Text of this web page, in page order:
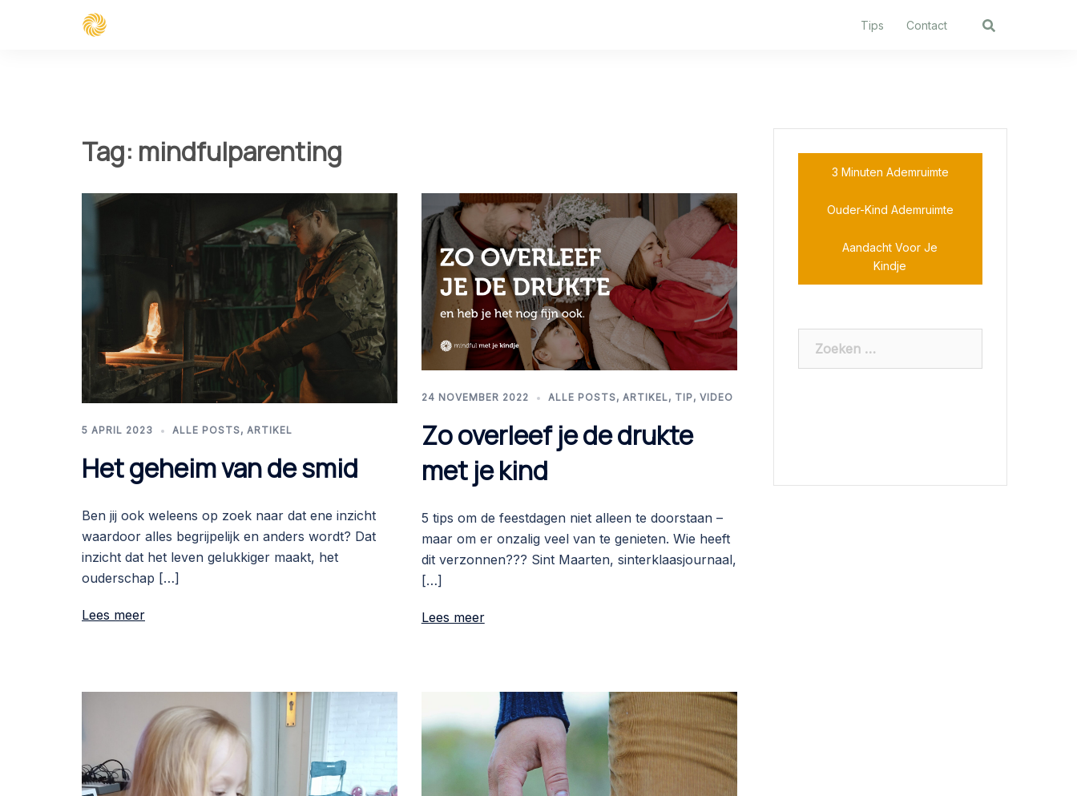
Tips Contact
Tag: mindfulparenting
5 APRIL 2023 ALLE POSTS, ARTIKEL
Het geheim van de smid
Ben jij ook weleens op zoek naar dat ene inzicht
waardoor alles begrijpelijk en anders wordt? Dat
inzicht dat het leven gelukkiger maakt, het
ouderschap […]
Lees meer
24 NOVEMBER 2022 ALLE POSTS, ARTIKEL, TIP, VIDEO
Zo overleef je de drukte
met je kind
5 tips om de feestdagen niet alleen te doorstaan –
maar om er onzalig veel van te genieten. Wie heeft
dit verzonnen??? Sint Maarten, sinterklaasjournaal,
[…]
Lees meer
3 Minuten Ademruimte
Ouder-Kind Ademruimte
Aandacht Voor Je
Kindje